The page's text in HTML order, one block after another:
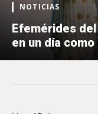
NOTICIAS
Efemérides
en un día como